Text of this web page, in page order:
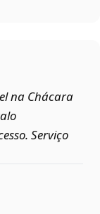
na Chácara
Serviço